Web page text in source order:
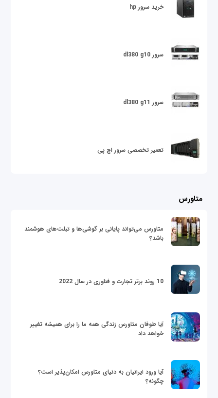
خرید سرور hp
سرور dl380 g10
سرور dl380 g11
تعمیر تخصصی سرور اچ پی
متاورس
متاورس می‌تواند پایانی بر گوشی‌ها و تبلت‌های هوشمند
باشد؟
10 روند برتر تجارت و فناوری در سال 2022
آیا طوفان متاورس زندگی همه ما را برای همیشه تغییر
خواهد داد
آیا ورود ایرانیان به دنیای متاورس امکان‌پذیر است؟
چگونه؟